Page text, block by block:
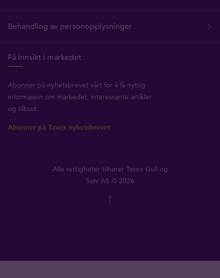
Behandling av personopplysninger
Få innsikt i markedet
Abonner på nyhetsbrevet vårt for å få nyttig
informasjon om markedet, interessante artikler
og tilbud.
Abonner på Tavex nyhetsbrevet
Alle rettigheter tilhører Tavex Gull og
Sølv AS © 2026